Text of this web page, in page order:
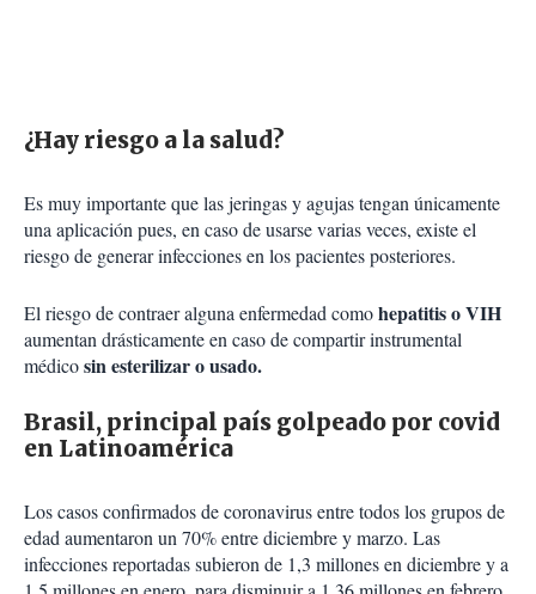
¿Hay riesgo a la salud?
Es muy importante que las jeringas y agujas tengan únicamente
una aplicación pues, en caso de usarse varias veces, existe el
riesgo de generar infecciones en los pacientes posteriores.
El riesgo de contraer alguna enfermedad comohepatitis o VIH
aumentan drásticamente en caso de compartir instrumental
médicosin esterilizar o usado.
Brasil, principal país golpeado por covid
en Latinoamérica
Los casos confirmados de coronavirus entre todos los grupos de
edad aumentaron un 70% entre diciembre y marzo. Las
infecciones reportadas subieron de 1,3 millones en diciembre y a